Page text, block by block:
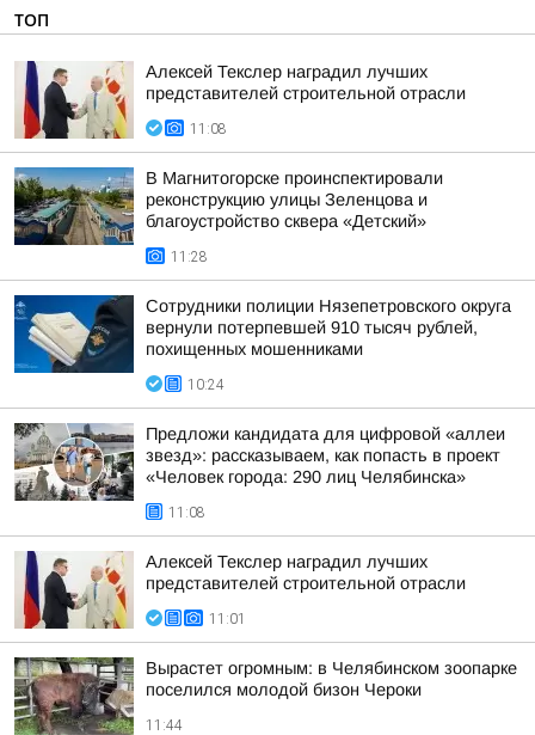
ТОП
Алексей Текслер наградил лучших
представителей строительной отрасли
11:08
В Магнитогорске проинспектировали
реконструкцию улицы Зеленцова и
благоустройство сквера «Детский»
11:28
Сотрудники полиции Нязепетровского округа
вернули потерпевшей 910 тысяч рублей,
похищенных мошенниками
10:24
Предложи кандидата для цифровой «аллеи
звезд»: рассказываем, как попасть в проект
«Человек города: 290 лиц Челябинска»
11:08
Алексей Текслер наградил лучших
представителей строительной отрасли
11:01
Вырастет огромным: в Челябинском зоопарке
поселился молодой бизон Чероки
11:44